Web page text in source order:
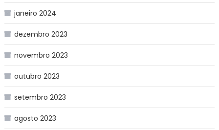
janeiro 2024
dezembro 2023
novembro 2023
outubro 2023
setembro 2023
agosto 2023